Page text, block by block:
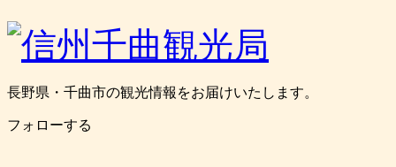
長野県・千曲市の観光情報をお届けいたします。
フォローする